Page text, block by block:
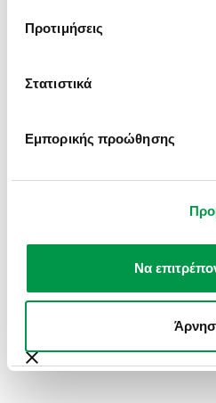
Προτιμήσεις
Στατιστικά
Εμπορικής προώθησης
Να